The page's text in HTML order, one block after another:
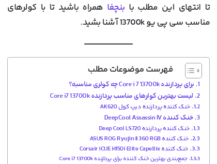
تا انتهای این مطلب با بنچفا همراه باشید تا با کولرهای
مناسب سی پی یو 13700k آشنا بشید.
فهرست موضوعات مطلب
برای پردازنده Core i 7 13700k چه کولری مناسبه؟
لیست بهترین کولرهای مناسب پردازنده Core i7 13700k
خنک کننده پردازنده دیپ کول AK620
خنک کننده DeepCool Assassin IV
خنک کننده پردازنده Deep Cool LS720
خنک کننده ASUS ROG Ryujin II 360 RGB
خنک کننده Corsair iCUE H150i Elite Capellix
جمع‌بندی بهترین خنک کننده برای پردازنده Core i7 13700k